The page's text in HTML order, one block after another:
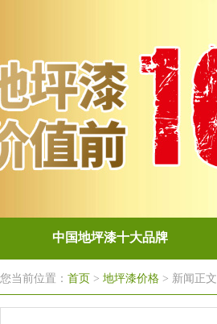
中国地坪漆十大品牌
您当前位置： 首页 > 地坪漆价格 > 新闻正文